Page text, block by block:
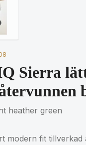
Sierra
heather green
modern fit tillverkad